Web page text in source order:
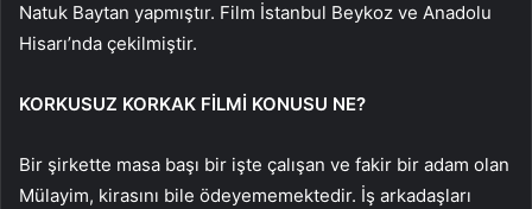
Natuk Baytan yapmıştır. Film İstanbul Beykoz ve Anadolu
Hisarı’nda çekilmiştir.
KORKUSUZ KORKAK FİLMİ KONUSU NE?
Bir şirkette masa başı bir işte çalışan ve fakir bir adam olan
Mülayim, kirasını bile ödeyememektedir. İş arkadaşları